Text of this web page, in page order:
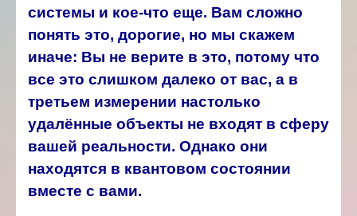
системы и кое-что еще. Вам сложно
понять это, дорогие, но мы скажем
иначе: Вы не верите в это, потому что
все это слишком далеко от вас, а в
третьем измерении настолько
удалённые объекты не входят в сферу
вашей реальности. Однако они
находятся в квантовом состоянии
вместе с вами.